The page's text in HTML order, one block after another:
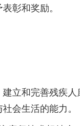
彰和奖励。
立和完善残疾
会生活的能力。